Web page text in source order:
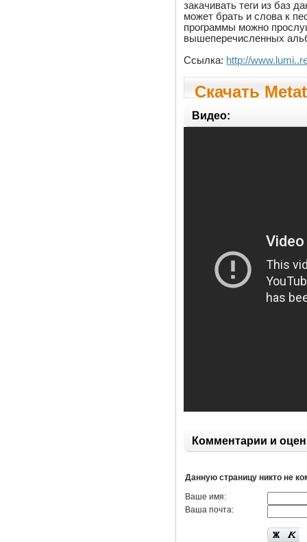
закачивать теги из баз
может брать и слова к
программы можно
вышеперечисленных
Ссылка: http://
Скачать
Видео:
Комментарии и
Данную страницу никто не
Ваше имя:
Ваша почта: